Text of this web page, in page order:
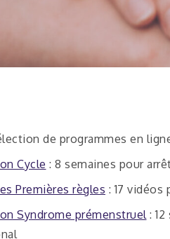
de programmes en
Cycle : 8 semaines pour
Premières règles : 17
Syndrome prémenstruel: 12